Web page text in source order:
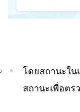
โดยสถานะใน
สถานะเพื่อตร